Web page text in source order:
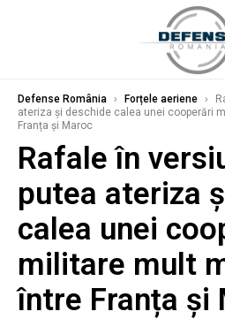
Defense România › Forțele aeriene ›
ateriza și deschide calea unei cooperări
Franța și Maroc
Rafale în
putea ateriza
calea unei
militare mult
între Franța și